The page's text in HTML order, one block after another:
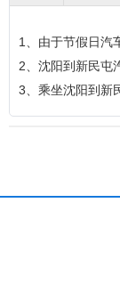
1、由于节假日汽
2、沈阳到新民屯
3、乘坐沈阳到新